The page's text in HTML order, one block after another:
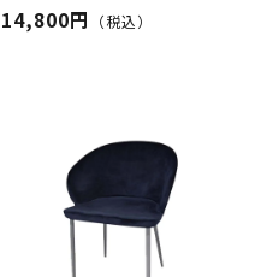
14,800円
（税込）